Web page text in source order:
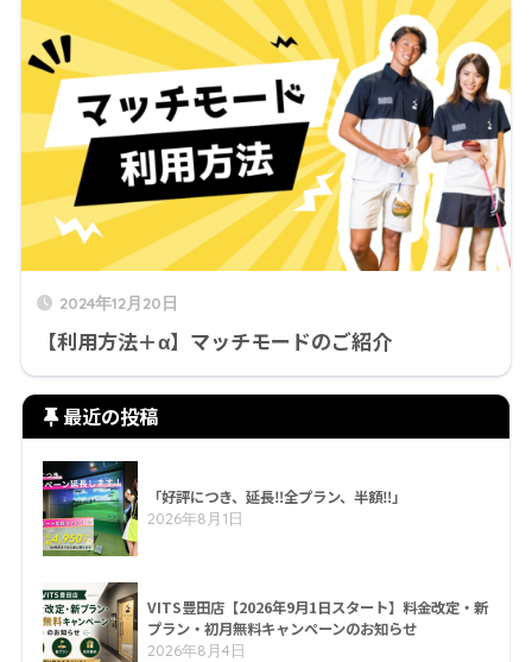
2024年12月20日
【利用方法＋α】マッチモードのご紹介
最近の投稿
「好評につき、延長‼全プラン、半額‼」
2026年8月1日
VITS豊田店【2026年9月1日スタート】料金改定・新
プラン・初月無料キャンペーンのお知らせ
2026年8月4日